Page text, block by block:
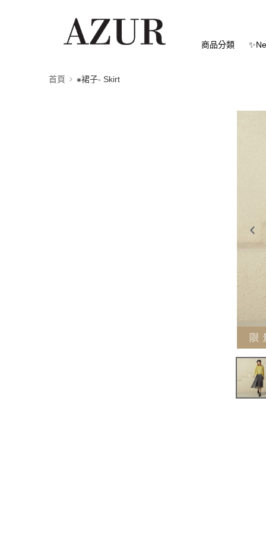
商品分類
首頁 ⁕裙子- Skirt